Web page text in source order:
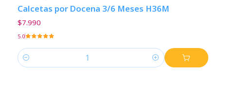
Calcetas por Docena 3/6 Meses H36M
$7.990
5.0
Cantidad